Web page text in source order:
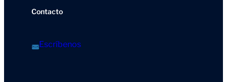
Contacto
Escríbenos